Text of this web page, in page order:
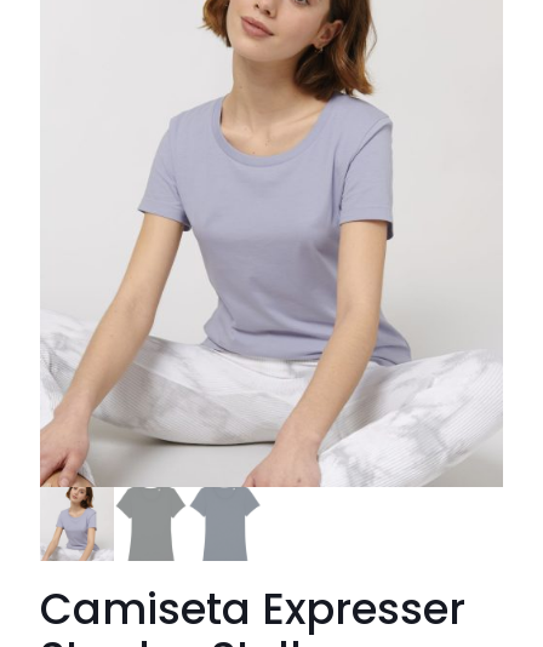
Camiseta Expresser